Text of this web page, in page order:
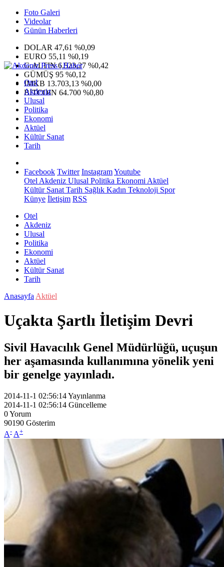
Foto Galeri
Videolar
Günün Haberleri
DOLAR 47,61 %0,09
EURO 55,11 %0,19
G.ALTIN6.523,27 %0,42
GÜMÜŞ 95 %0,12
IMKB 13.703,13 %0,00
BITCOIN 64.700 %0,80
Otel
Akdeniz
Ulusal
Politika
Ekonomi
Aktüel
Kültür Sanat
Tarih
Facebook Twitter InstagramYoutube
Otel Akdeniz Ulusal Politika Ekonomi Aktüel
Kültür Sanat Tarih Sağlık Kadın Teknoloji Spor
Künye İletişim RSS
Otel
Akdeniz
Ulusal
Politika
Ekonomi
Aktüel
Kültür Sanat
Tarih
Anasayfa Aktüel
Uçakta Şartlı İletişim Devri
Sivil Havacılık Genel Müdürlüğü, uçuşun
her aşamasında kullanımına yönelik yeni
bir genelge yayınladı.
2014-11-1 02:56:14Yayınlanma
2014-11-1 02:56:14 Güncelleme
0Yorum
90190 Gösterim
A- A+